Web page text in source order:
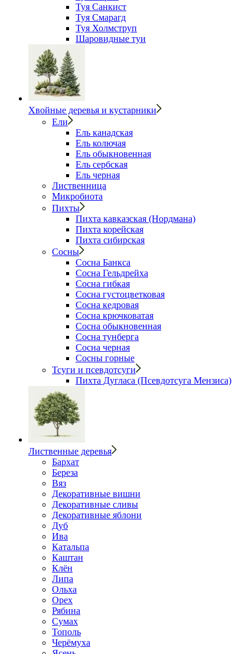
Туя Санкист
Туя Смарагд
Туя Холмструп
Шаровидные туи
Хвойные деревья и кустарники
Ели
Ель канадская
Ель колючая
Ель обыкновенная
Ель сербская
Ель черная
Лиственница
Микробиота
Пихты
Пихта кавказская (Нордмана)
Пихта корейская
Пихта сибирская
Сосны
Сосна Банкса
Сосна Гельдрейха
Сосна гибкая
Сосна густоцветковая
Сосна кедровая
Сосна крючковатая
Сосна обыкновенная
Сосна тунберга
Сосна черная
Сосны горные
Тсуги и псевдотсуги
Пихта Дугласа (Псевдотсуга Мензиса)
Лиственные деревья
Бархат
Береза
Вяз
Декоративные вишни
Декоративные сливы
Декоративные яблони
Дуб
Ива
Катальпа
Каштан
Клён
Липа
Ольха
Орех
Рябина
Сумах
Тополь
Черёмуха